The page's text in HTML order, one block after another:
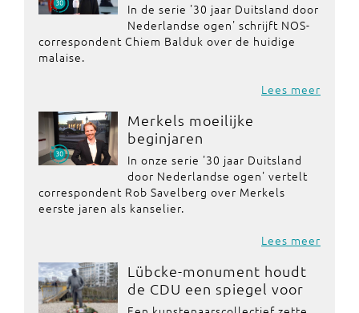
In de serie '30 jaar Duitsland door
Nederlandse ogen' schrijft NOS-
correspondent Chiem Balduk over de huidige
malaise.
Lees meer
Merkels moeilijke
beginjaren
In onze serie '30 jaar Duitsland
door Nederlandse ogen' vertelt
correspondent Rob Savelberg over Merkels
eerste jaren als kanselier.
Lees meer
Lübcke-monument houdt
de CDU een spiegel voor